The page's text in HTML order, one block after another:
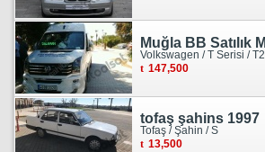
Volkswagen / T Serisi / T2
147,500
tofaş şahins 1997
Tofaş / Şahin / S
13,500